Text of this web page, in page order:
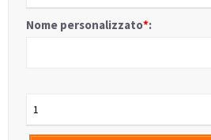
Nome personalizzato*:
1